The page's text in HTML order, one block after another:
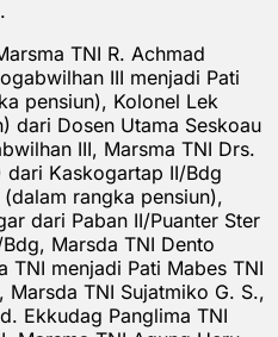
TNI R. Achmad
III menjadi Pati
pensiun), Kolonel Lek
dari Dosen Utama Seskoau
III, Marsma TNI Drs.
dari Kaskogartap II/Bdg
rangka pensiun),
dari Paban II/Puanter Ster
Marsda TNI Dento
TNI menjadi Pati Mabes TNI
TNI Sujatmiko G. S.,
Ekkudag Panglima TNI